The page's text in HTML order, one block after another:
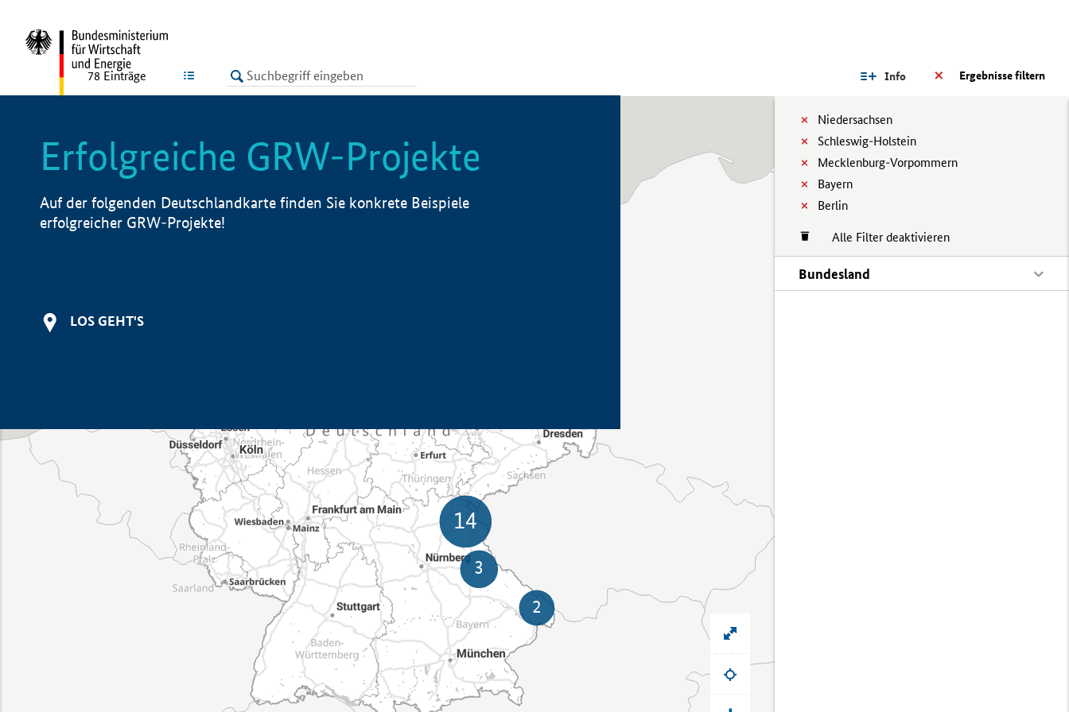
LISTE Ergebnisse filtern
Info
Niedersachsen
Schleswig-Holstein
Mecklenburg-Vorpommern
Bayern
Berlin
Alle Filter deaktivieren
Bundesland
78 Einträge
Erfolgreiche GRW-Projekte
Auf der folgenden Deutschlandkarte finden Sie konkrete Beispiele
erfolgreicher GRW-Projekte!
LOS GEHT'S